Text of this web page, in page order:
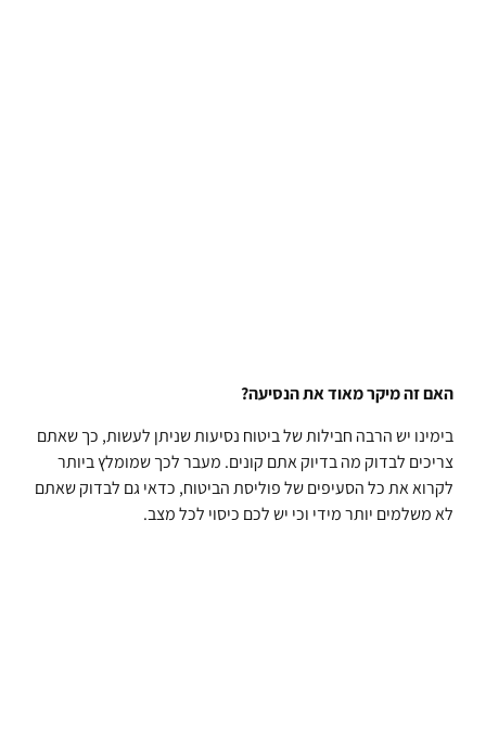
האם זה מיקר מאוד את הנסיעה?
בימינו יש הרבה חבילות של ביטוח נסיעות שניתן לעשות, כך שאתם
צריכים לבדוק מה בדיוק אתם קונים. מעבר לכך שמומלץ ביותר
לקרוא את כל הסעיפים של פוליסת הביטוח, כדאי גם לבדוק שאתם
לא משלמים יותר מידי וכי יש לכם כיסוי לכל מצב.